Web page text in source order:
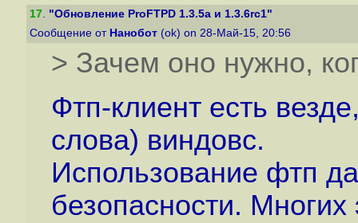
17. "Обновление ProFTPD 1.3.5a и 1.3.6rc1"
Сообщение от Нанобот (ok) on 28-Май-15, 20:56
> Зачем оно нужно,
Фтп-клиент есть
слова) виндовс.
Использование фтп
безопасности. Многих